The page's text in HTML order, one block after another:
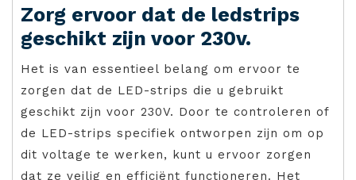
Zorg ervoor dat de ledstrips
geschikt zijn voor 230v.
Het is van essentieel belang om ervoor te
zorgen dat de LED-strips die u gebruikt
geschikt zijn voor 230V. Door te controleren of
de LED-strips specifiek ontworpen zijn om op
dit voltage te werken, kunt u ervoor zorgen
dat ze veilig en efficiënt functioneren. Het